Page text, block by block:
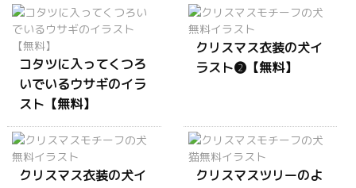
コタツに入ってくつろ
いでいるウサギのイラ
スト【無料】
クリスマス衣装の犬イ
ラスト❷【無料】
クリスマス衣装の犬イ
クリスマスツリーのよ